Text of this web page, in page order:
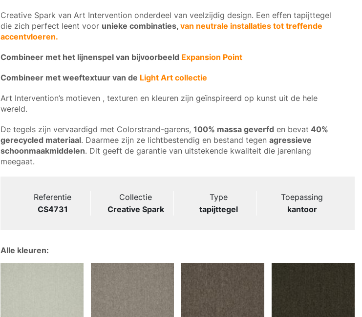
Creative Spark van Art Intervention onderdeel van veelzijdig design. Een effen tapijttegel
die zich perfect leent voor unieke combinaties, van neutrale installaties tot treffende
accentvloeren.
Combineer met het lijnenspel van bijvoorbeeld Expansion Point
Combineer met weeftextuur van de Light Art collectie
Art Intervention’s motieven , texturen en kleuren zijn geïnspireerd op kunst uit de hele
wereld.
De tegels zijn vervaardigd met Colorstrand-garens, 100% massa geverfden bevat 40%
gerecycled materiaal. Daarmee zijn ze lichtbestendig en bestand tegen agressieve
schoonmaakmiddelen. Dit geeft de garantie van uitstekende kwaliteit die jarenlang
meegaat.
Referentie
CS4731
Collectie
Creative Spark
Type
tapijttegel
Toepassing
kantoor
Alle kleuren: